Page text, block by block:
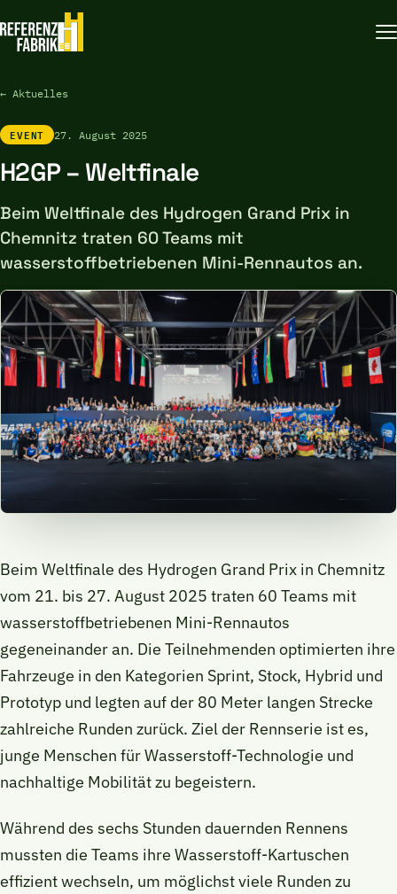
← Aktuelles
EVENT 27. August 2025
H2GP – Weltfinale
Beim Weltfinale des Hydrogen Grand Prix in
Chemnitz traten 60 Teams mit
wasserstoffbetriebenen Mini-Rennautos an.
Beim Weltfinale des Hydrogen Grand Prix in Chemnitz
vom 21. bis 27. August 2025 traten 60 Teams mit
wasserstoffbetriebenen Mini-Rennautos
gegeneinander an. Die Teilnehmenden optimierten ihre
Fahrzeuge in den Kategorien Sprint, Stock, Hybrid und
Prototyp und legten auf der 80 Meter langen Strecke
zahlreiche Runden zurück. Ziel der Rennserie ist es,
junge Menschen für Wasserstoff-Technologie und
nachhaltige Mobilität zu begeistern.
Während des sechs Stunden dauernden Rennens
mussten die Teams ihre Wasserstoff-Kartuschen
effizient wechseln, um möglichst viele Runden zu